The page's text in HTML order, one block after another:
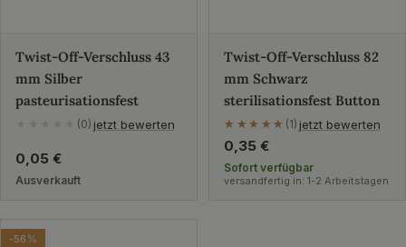
Twist-Off-Verschluss 43
mm Silber
pasteurisationsfest
(0) jetzt bewerten
Regulärer
Preis
0,05 €
Ausverkauft
Twist-Off-Verschluss 82
mm Schwarz
sterilisationsfest Button
★★★★★
★★★★★ (1) jetzt bewerten
Regulärer
Preis
0,35 €
Sofort verfügbar
versandfertig in: 1-2 Arbeitstagen
-56%